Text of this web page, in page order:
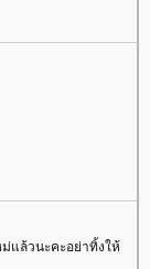
แล้วนะคะอย่าทิ้งให้